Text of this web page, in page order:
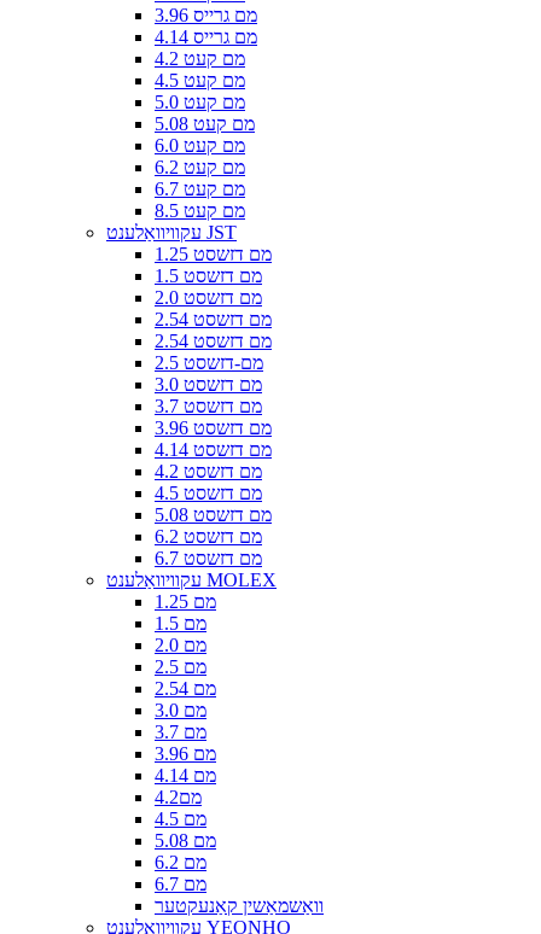
3.96 מם גרייס
4.14 מם גרייס
4.2 מם קעט
4.5 מם קעט
5.0 מם קעט
5.08 מם קעט
6.0 מם קעט
6.2 מם קעט
6.7 מם קעט
8.5 מם קעט
עקוויוואַלענט JST
1.25 מם דזשסט
1.5 מם דזשסט
2.0 מם דזשסט
2.54 מם דזשסט
2.54 מם דזשסט
2.5 מם-דזשסט
3.0 מם דזשסט
3.7 מם דזשסט
3.96 מם דזשסט
4.14 מם דזשסט
4.2 מם דזשסט
4.5 מם דזשסט
5.08 מם דזשסט
6.2 מם דזשסט
6.7 מם דזשסט
עקוויוואַלענט MOLEX
1.25 מם
1.5 מם
2.0 מם
2.5 מם
2.54 מם
3.0 מם
3.7 מם
3.96 מם
4.14 מם
4.2מם
4.5 מם
5.08 מם
6.2 מם
6.7 מם
וואַשמאַשין קאַנעקטער
עקוויוואַלענט YEONHO